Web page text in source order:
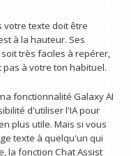
votre texte doit être
à la hauteur. Ses
très faciles à repérer,
à votre ton habituel.
fonctionnalité Galaxy AI
d'utiliser l'IA pour
plus utile. Mais si vous
texte à quelqu'un qui
la fonction Chat Assist